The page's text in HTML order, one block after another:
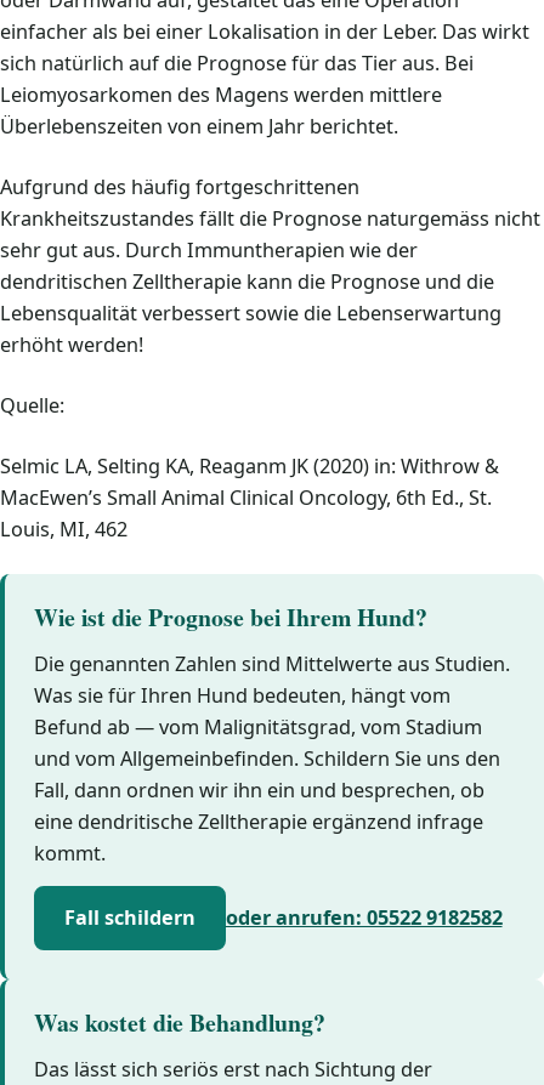
einfacher als bei einer Lokalisation in der Leber. Das wirkt
sich natürlich auf die Prognose für das Tier aus. Bei
Leiomyosarkomen des Magens werden mittlere
Überlebenszeiten von einem Jahr berichtet.
Aufgrund des häufig fortgeschrittenen
Krankheitszustandes fällt die Prognose naturgemäss nicht
sehr gut aus. Durch Immuntherapien wie der
dendritischen Zelltherapie kann die Prognose und die
Lebensqualität verbessert sowie die Lebenserwartung
erhöht werden!
Quelle:
Selmic LA, Selting KA, Reaganm JK (2020) in: Withrow &
MacEwen’s Small Animal Clinical Oncology, 6th Ed., St.
Louis, MI, 462
Wie ist die Prognose bei Ihrem Hund?
Die genannten Zahlen sind Mittelwerte aus Studien.
Was sie für Ihren Hund bedeuten, hängt vom
Befund ab — vom Malignitätsgrad, vom Stadium
und vom Allgemeinbefinden. Schildern Sie uns den
Fall, dann ordnen wir ihn ein und besprechen, ob
eine dendritische Zelltherapie ergänzend infrage
kommt.
Fall schildern oder anrufen: 05522 9182582
Was kostet die Behandlung?
Das lässt sich seriös erst nach Sichtung der